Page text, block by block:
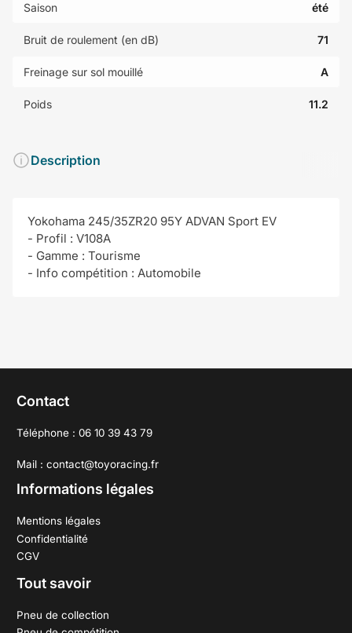
Saison été
Bruit de roulement (en dB) 71
Freinage sur sol mouillé A
Poids 11.2
Description
Yokohama 245/35ZR20 95Y ADVAN Sport EV
- Profil : V108A
- Gamme : Tourisme
- Info compétition : Automobile
Contact
Téléphone : 06 10 39 43 79
Mail : contact@toyoracing.fr
Informations légales
Mentions légales
Confidentialité
CGV
Tout savoir
Pneu de collection